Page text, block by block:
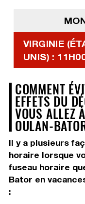
VIRGINIE
UNIS) :
COMMENT
EFFETS DU
VOUS ALLEZ
OULAN-
Il y a plusieurs
horaire lorsque
fuseau horaire
Bator en
: